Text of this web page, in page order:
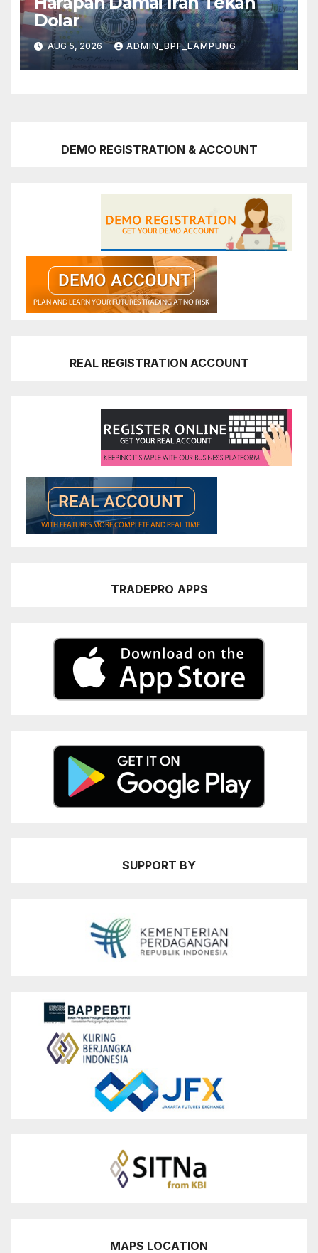
Dolar
AUG 5, 2026 ADMIN_BPF_LAMPUNG
DEMO REGISTRATION & ACCOUNT
REAL REGISTRATION ACCOUNT
TRADEPRO APPS
SUPPORT BY
MAPS LOCATION